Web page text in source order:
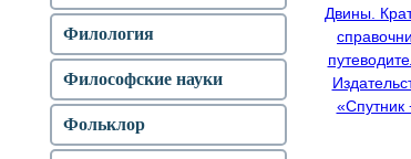
Филология
Философские науки
Фольклор